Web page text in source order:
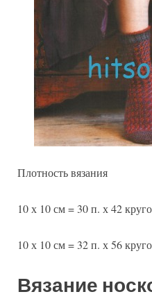
Плотность вязания
10 х 10 см = 30 п. х 42
10 х 10 см = 32 п. х 56
Вязание